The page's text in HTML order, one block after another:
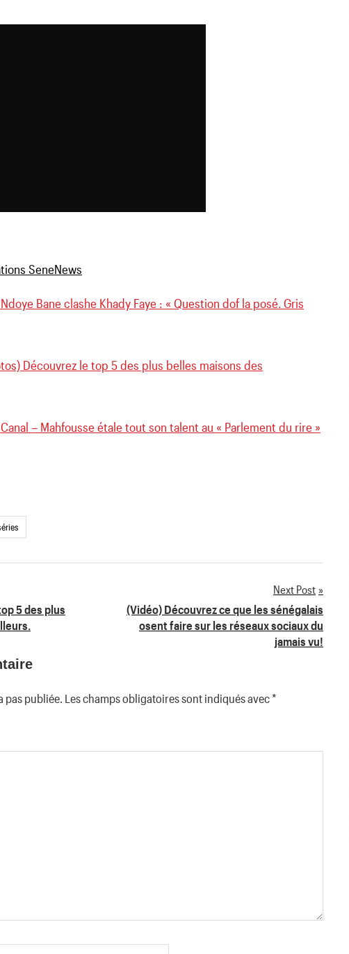
Bane clashe Khady Faye : « Question dof la posé. Gris
Découvrez le top 5 des plus belles maisons des
– Mahfousse étale tout son talent au « Parlement du rire »
5 des plus
Next Post
(Vidéo) Découvrez ce que les sénégalais
osent faire sur les réseaux sociaux du
jamais vu!
pas publiée. Les champs obligatoires sont indiqués avec*